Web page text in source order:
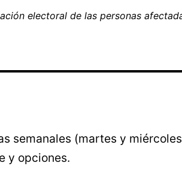
electoral de las personas
semanales (martes y
y opciones.